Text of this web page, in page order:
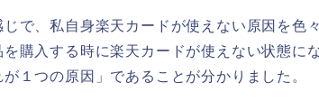
じで、私自身楽天カードが使えない原因を色
を購入する時に楽天カードが使えない状態に
１つの原因」であることが分かりました。